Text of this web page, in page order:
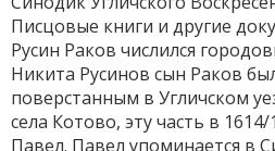
Писцовые книги и другие
Русин Раков числился
Никита Русинов сын Раков
поверстанным в Угличском
села Котово, эту часть в
Павел. Павел упоминается в